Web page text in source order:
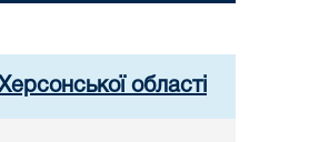
області